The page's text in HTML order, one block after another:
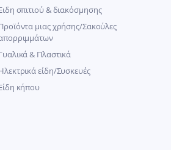
σπιτιού & διακόσμησης
μιας χρήσης/Σακούλες
& Πλαστικά
είδη/Συσκευές
κήπου